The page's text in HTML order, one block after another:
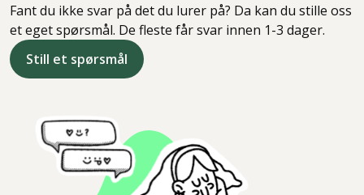
Fant du ikke svar på det du lurer på? Da kan du stille oss
et eget spørsmål. De fleste får svar innen 1-3 dager.
Still et spørsmål